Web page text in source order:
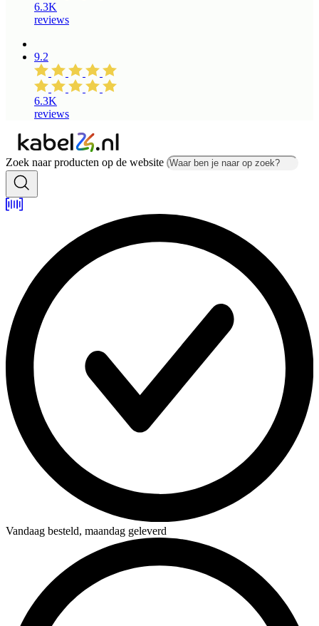
6.3K
reviews
9.2
6.3K
reviews
Zoek naar producten op de website
Vandaag besteld, maandag geleverd